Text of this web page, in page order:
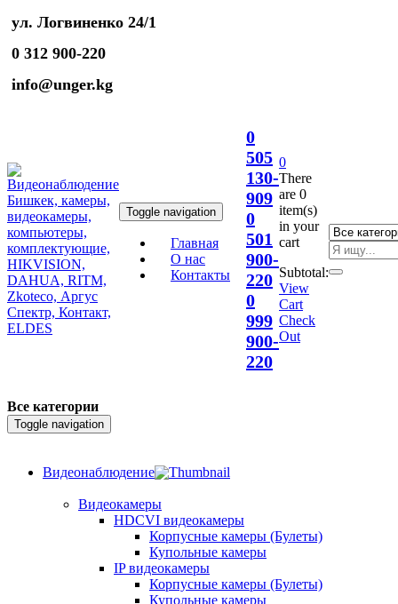
ул. Логвиненко 24/1
0 312 900-220
info@unger.kg
Toggle navigation
Главная
О нас
Контакты
0
505
130-
909
0
501
900-
220
0
999
900-
220
0
There
are 0
item(s)
in your
cart
Subtotal:
View
Cart
Check
Out
Все категории
Toggle navigation
Видеонаблюдение
Видеокамеры
HDCVI видеокамеры
Корпусные камеры (Булеты)
Купольные камеры
IP видеокамеры
Корпусные камеры (Булеты)
Купольные камеры